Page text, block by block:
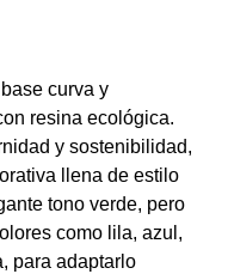
curva y
resina ecológica.
y sostenibilidad,
llena de estilo
tono verde, pero
como lila, azul,
para adaptarlo